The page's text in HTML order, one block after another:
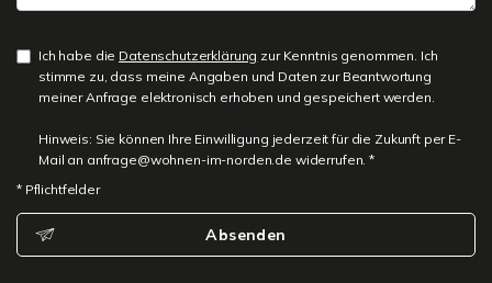
Ich habe die Datenschutzerklärung zur Kenntnis genommen. Ich
stimme zu, dass meine Angaben und Daten zur Beantwortung
meiner Anfrage elektronisch erhoben und gespeichert werden.
Hinweis: Sie können Ihre Einwilligung jederzeit für die Zukunft per E-
Mail an anfrage@wohnen-im-norden.de widerrufen. *
* Pflichtfelder
Absenden